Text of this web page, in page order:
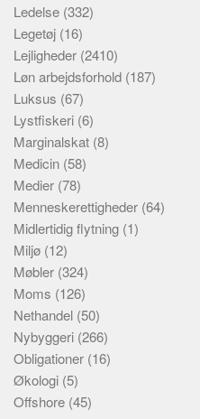
Ledelse (332)
Legetøj (16)
Lejligheder (2410)
Løn arbejdsforhold (187)
Luksus (67)
Lystfiskeri (6)
Marginalskat (8)
Medicin (58)
Medier (78)
Menneskerettigheder (64)
Midlertidig flytning (1)
Miljø (12)
Møbler (324)
Moms (126)
Nethandel (50)
Nybyggeri (266)
Obligationer (16)
Økologi (5)
Offshore (45)